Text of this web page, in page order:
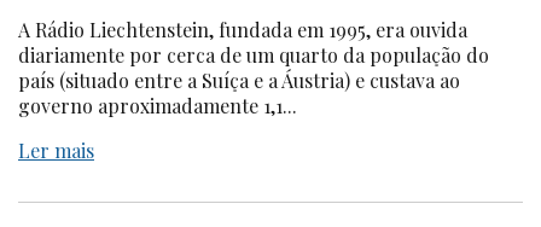
A Rádio Liechtenstein, fundada em 1995, era ouvida
diariamente por cerca de um quarto da população do
país (situado entre a Suíça e a Áustria) e custava ao
governo aproximadamente 1,1...
Ler mais